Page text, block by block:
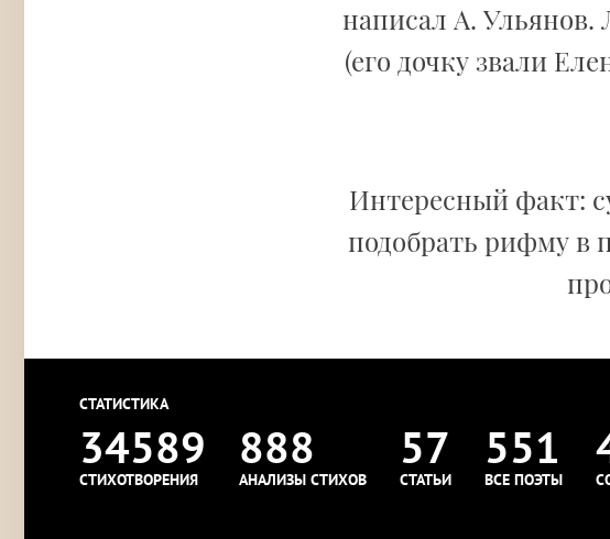
написал А.
(его дочку звали
Интересный факт:
подобрать рифму в
СТАТИСТИКА
34589
СТИХОТВОРЕНИЯ
888
АНАЛИЗЫ СТИХОВ
57
СТАТЬИ
551
ВСЕ ПОЭТЫ